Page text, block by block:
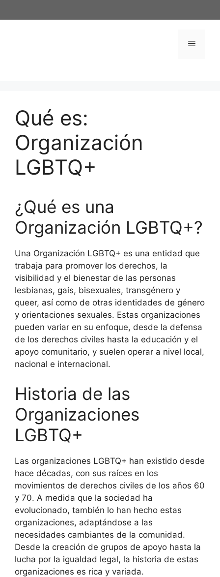
al
Menú
Qué es:
Organización
LGBTQ+
¿Qué es una
Organización LGBTQ+?
Una Organización LGBTQ+ es una entidad que
trabaja para promover los derechos, la
visibilidad y el bienestar de las personas
lesbianas, gais, bisexuales, transgénero y
queer, así como de otras identidades de género
y orientaciones sexuales. Estas organizaciones
pueden variar en su enfoque, desde la defensa
de los derechos civiles hasta la educación y el
apoyo comunitario, y suelen operar a nivel local,
nacional e internacional.
Historia de las
Organizaciones
LGBTQ+
Las organizaciones LGBTQ+ han existido desde
hace décadas, con sus raíces en los
movimientos de derechos civiles de los años 60
y 70. A medida que la sociedad ha
evolucionado, también lo han hecho estas
organizaciones, adaptándose a las
necesidades cambiantes de la comunidad.
Desde la creación de grupos de apoyo hasta la
lucha por la igualdad legal, la historia de estas
organizaciones es rica y variada.